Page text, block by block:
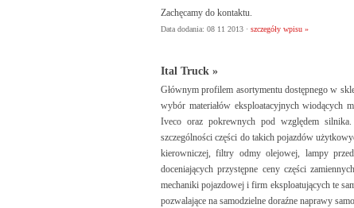
Zachęcamy do kontaktu.
Data dodania: 08 11 2013 · szczegóły wpisu »
Ital Truck »
Głównym profilem asortymentu dostępnego w
wybór materiałów eksploatacyjnych wiodących
Iveco oraz pokrewnych pod względem silnika.
szczególności części do takich pojazdów
kierowniczej, filtry odmy olejowej, lampy
doceniających przystępne ceny części
mechaniki pojazdowej i firm eksploatujących te
pozwalające na samodzielne doraźne naprawy